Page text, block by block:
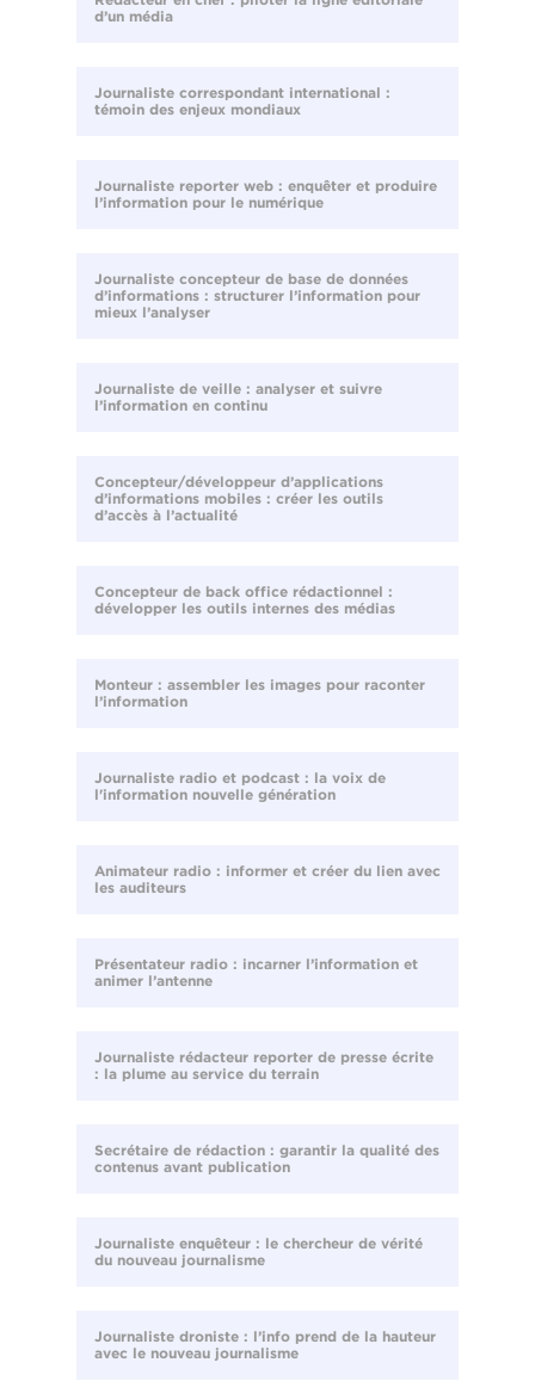
d’un média
Journaliste correspondant international :
témoin des enjeux mondiaux
Journaliste reporter web : enquêter et produire
l’information pour le numérique
Journaliste concepteur de base de données
d’informations : structurer l’information pour
mieux l’analyser
Journaliste de veille : analyser et suivre
l’information en continu
Concepteur/développeur d’applications
d’informations mobiles : créer les outils
d’accès à l’actualité
Concepteur de back office rédactionnel :
développer les outils internes des médias
Monteur : assembler les images pour raconter
l’information
Journaliste radio et podcast : la voix de
l'information nouvelle génération
Animateur radio : informer et créer du lien avec
les auditeurs
Présentateur radio : incarner l’information et
animer l’antenne
Journaliste rédacteur reporter de presse écrite
: la plume au service du terrain
Secrétaire de rédaction : garantir la qualité des
contenus avant publication
Journaliste enquêteur : le chercheur de vérité
du nouveau journalisme
Journaliste droniste : l’info prend de la hauteur
avec le nouveau journalisme